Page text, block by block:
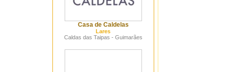
Casa de Caldelas
Lares
Caldas das Taipas - Guimarães